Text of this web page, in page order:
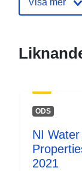
Visa mer
ODS
NI
2021